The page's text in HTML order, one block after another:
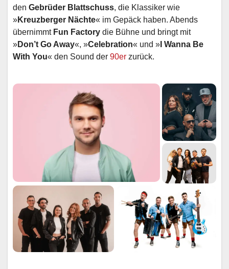
den Gebrüder Blattschuss, die Klassiker wie
»Kreuzberger Nächte« im Gepäck haben. Abends
übernimmt Fun Factory die Bühne und bringt mit
»Don’t Go Away«, »Celebration« und » I Wanna Be
With You« den Sound der 90er zurück.